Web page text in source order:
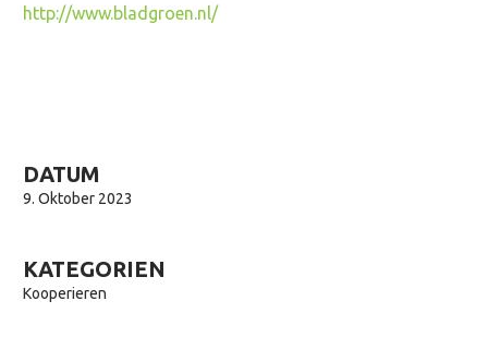
DATUM
9. Oktober 2023
KATEGORIEN
Kooperieren
http://www.bladgroen.nl/